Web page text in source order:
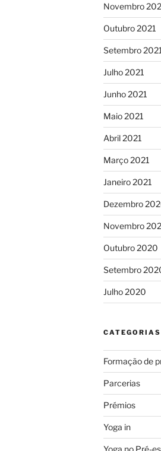
Novembro
Outubro 2021
Setembro 2021
Julho 2021
Junho 2021
Maio 2021
Abril 2021
Março 2021
Janeiro 2021
Dezembro
Novembro
Outubro 2020
Setembro
Julho 2020
CATEGORIAS
Formação de
Parcerias
Prémios
Yoga in
Yoga no Pré-